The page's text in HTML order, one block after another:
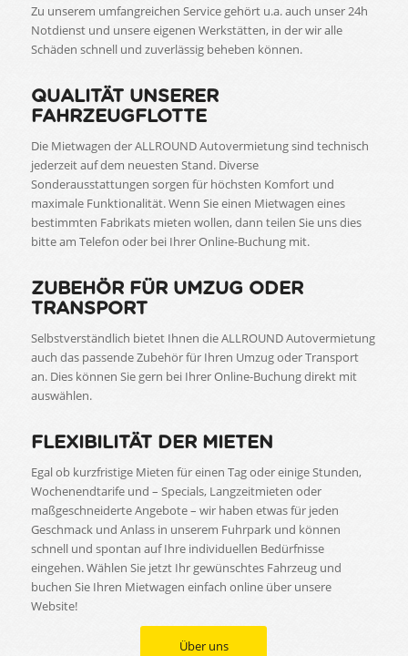
Zu unserem umfangreichen Service gehört u.a. auch unser 24h
Notdienst und unsere eigenen Werkstätten, in der wir alle
Schäden schnell und zuverlässig beheben können.
QUALITÄT UNSERER
FAHRZEUGFLOTTE
Die Mietwagen der ALLROUND Autovermietung sind technisch
jederzeit auf dem neuesten Stand. Diverse
Sonderausstattungen sorgen für höchsten Komfort und
maximale Funktionalität. Wenn Sie einen Mietwagen eines
bestimmten Fabrikats mieten wollen, dann teilen Sie uns dies
bitte am Telefon oder bei Ihrer Online-Buchung mit.
ZUBEHÖR FÜR UMZUG ODER
TRANSPORT
Selbstverständlich bietet Ihnen die ALLROUND Autovermietung
auch das passende Zubehör für Ihren Umzug oder Transport
an. Dies können Sie gern bei Ihrer Online-Buchung direkt mit
auswählen.
FLEXIBILITÄT DER MIETEN
Egal ob kurzfristige Mieten für einen Tag oder einige Stunden,
Wochenendtarife und – Specials, Langzeitmieten oder
maßgeschneiderte Angebote – wir haben etwas für jeden
Geschmack und Anlass in unserem Fuhrpark und können
schnell und spontan auf Ihre individuellen Bedürfnisse
eingehen. Wählen Sie jetzt Ihr gewünschtes Fahrzeug und
buchen Sie Ihren Mietwagen einfach online über unsere
Website!
Über uns